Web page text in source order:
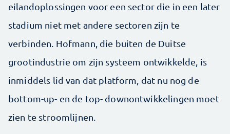
eilandoplossingen voor een sector die in een later
stadium niet met andere sectoren zijn te
verbinden. Hofmann, die buiten de Duitse
grootindustrie om zijn systeem ontwikkelde, is
inmiddels lid van dat platform, dat nu nog de
bottom-up- en de top- downontwikkelingen moet
zien te stroomlijnen.